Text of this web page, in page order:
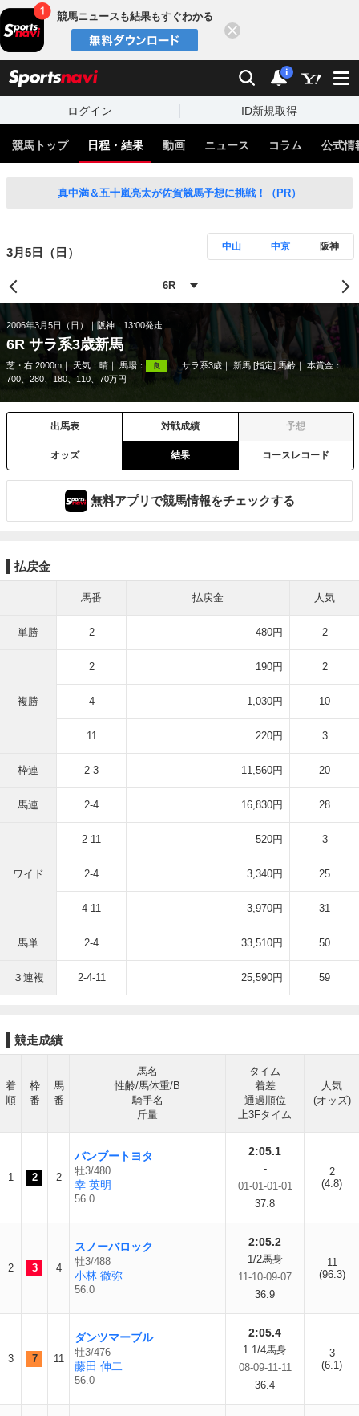
競馬ニュースも結果もすぐわかる
検索 通知
i
ログイン ID新規取得
競馬トップ 日程・結果 動画 ニュース コラム 公式情
真中満＆五十嵐亮太が佐賀競馬予想に挑戦！（PR）
3月5日（日） 中山 中京 阪神
2006年3月5日（日） 阪神 13:00発走
6R サラ系3歳新馬
芝・右 2000m 天気： 晴 馬場： 良 サラ系3歳 新馬 [指定] 馬齢
本賞金：
700、280、180、110、70万円
出馬表 対戦成績 予想
オッズ 結果 コースレコード
無料アプリで競馬情報をチェックする
払戻金
馬番 払戻金 人気
単勝 2 480円 2
複勝
2 190円 2
4 1,030円 10
11 220円 3
枠連 2-3 11,560円 20
馬連 2-4 16,830円 28
ワイド
2-11 520円 3
2-4 3,340円 25
4-11 3,970円 31
馬単 2-4 33,510円 50
３連複 2-4-11 25,590円 59
競走成績
着
順
枠
番
馬
番
馬名
性齢/馬体重/B
騎手名
斤量
タイム
着差
通過順位
上3Fタイム
人気
(オッズ)
1 2 2
バンブートヨタ
牡3/480
幸 英明
56.0
2:05.1
-
01-01-01-01
37.8
2
(4.8)
2 3 4
スノーバロック
牡3/488
小林 徹弥
56.0
2:05.2
1/2馬身
11-10-09-07
36.9
11
(96.3)
3 7 11
ダンツマーブル
牡3/476
藤田 伸二
56.0
2:05.4
1 1/4馬身
08-09-11-11
36.4
3
(6.1)